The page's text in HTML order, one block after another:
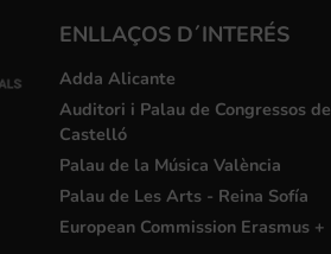
ENLLAÇOS D´INTERÉS
Adda Alicante
Auditori i Palau de Congressos de
Castelló
Palau de la Música València
Palau de Les Arts - Reina Sofía
European Commission Erasmus +